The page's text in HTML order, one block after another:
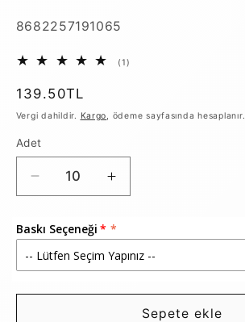
SKU:
8682257191065
(1)
Normal
fiyat
139.50TL
Vergi dahildir. Kargo, ödeme sayfasında hesaplanır.
Adet
Siyah
Kanvas
Çanta
(Özelleştirilebilir)
için
adedi
Siyah
Kanvas
Çanta
(Özelleştirilebilir)
için
adedi
artırın
Baskı Seçeneği
Sepete ekle